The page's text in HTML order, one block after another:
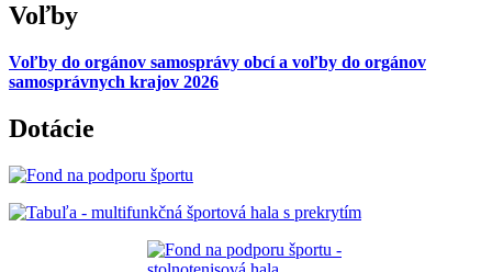
Voľby
Voľby do orgánov samosprávy obcí a voľby do orgánov
samosprávnych krajov 2026
Dotácie